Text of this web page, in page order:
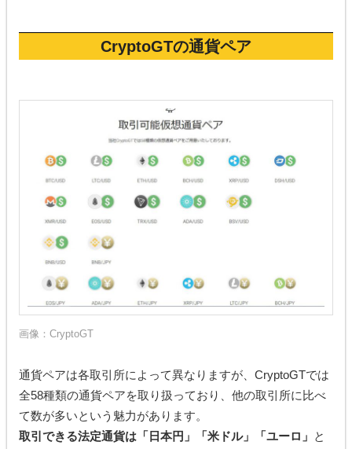
CryptoGTの通貨ペア
画像： CryptoGT
通貨ペアは各取引所によって異なりますが、CryptoGTでは
全58種類の通貨ペアを取り扱っており、他の取引所に比べ
て数が多いという魅力があります。
取引できる法定通貨は「日本円」「米ドル」「ユーロ」 と